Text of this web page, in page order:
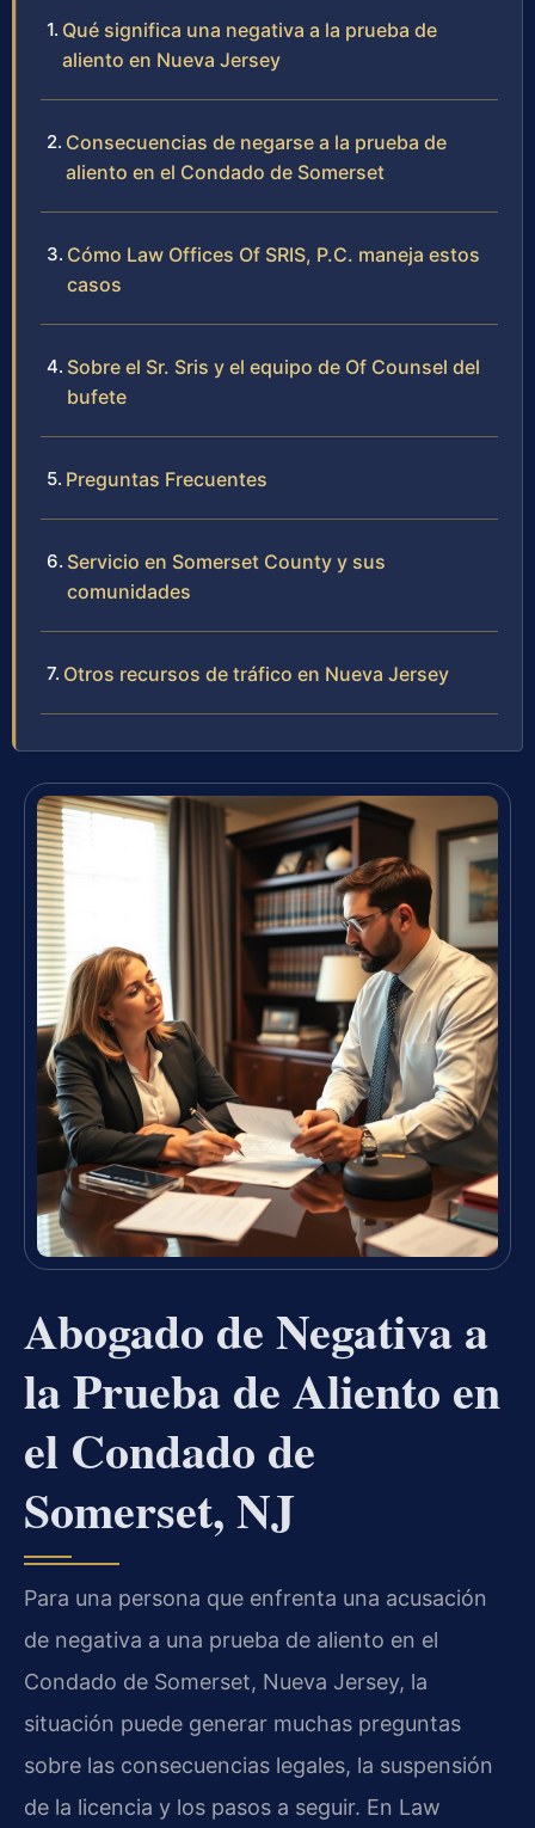
Qué significa una negativa a la prueba de
aliento en Nueva Jersey
Consecuencias de negarse a la prueba de
aliento en el Condado de Somerset
Cómo Law Offices Of SRIS, P.C. maneja estos
casos
Sobre el Sr. Sris y el equipo de Of Counsel del
bufete
Preguntas Frecuentes
Servicio en Somerset County y sus
comunidades
Otros recursos de tráfico en Nueva Jersey
Abogado de Negativa a
la Prueba de Aliento en
el Condado de
Somerset, NJ
Para una persona que enfrenta una acusación
de negativa a una prueba de aliento en el
Condado de Somerset, Nueva Jersey, la
situación puede generar muchas preguntas
sobre las consecuencias legales, la suspensión
de la licencia y los pasos a seguir. En Law